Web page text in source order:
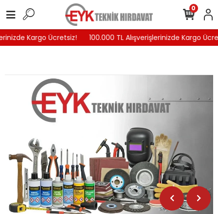
Kargo Ücretsiz! 100.000 TL Alışverişlerinizde Kargo
0